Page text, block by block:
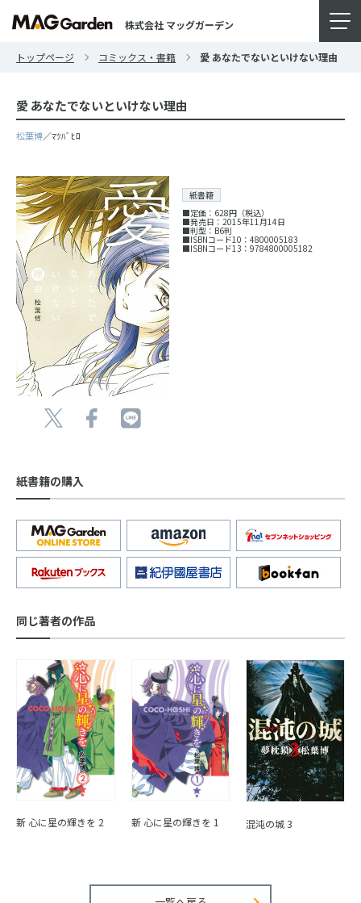
株式会社 マッグガーデン
トップページ コミックス・書籍 愛 あなたでないといけない理由
愛 あなたでないといけない理由
松葉博／ﾏﾂﾊﾞﾋﾛ
紙書籍
■定価：628円（税込）
■発売日：2015年11月14日
■判型：B6判
■ISBNコード10：4800005183
■ISBNコード13：9784800005182
紙書籍の購入
同じ著者の作品
新 心に星の輝きを 2 新 心に星の輝きを 1 混沌の城 3